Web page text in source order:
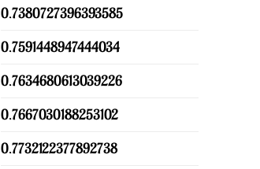
0.7380727396393585
0.7591448947444034
0.7634680613039226
0.7667030188253102
0.7732122377892738